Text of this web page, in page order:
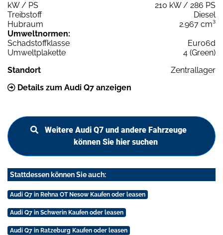
kW / PS
210 kW / 286 PS
Treibstoff
Diesel
Hubraum
2.967 cm³
Umweltnormen:
Schadstoffklasse
Euro6d
Umweltplakette
4 (Green)
Standort
Zentrallager
Details zum Audi Q7 anzeigen
Weitere Audi Q7 und andere Fahrzeuge
können Sie hier suchen
Stattdessen können Sie auch:
Audi Q7 in Rehna OT Nesow Kaufen oder leasen
Audi Q7 in Schwerin Kaufen oder leasen
Audi Q7 in Ratzeburg Kaufen oder leasen